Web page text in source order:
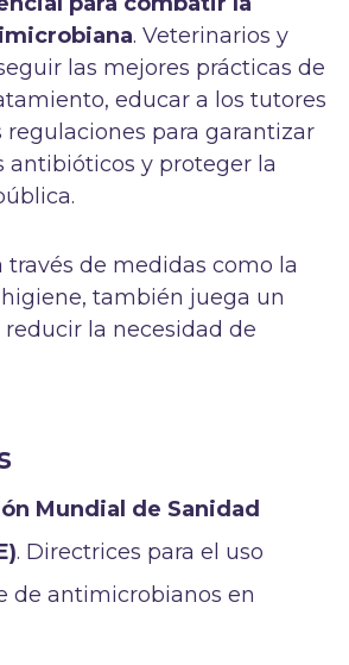
. Veterinarios y
las mejores prácticas de
educar a los tutores
regulaciones para garantizar
antibióticos y proteger la
través de medidas como la
también juega un
la necesidad de
Mundial de Sanidad
. Directrices para el uso
de antimicrobianos en